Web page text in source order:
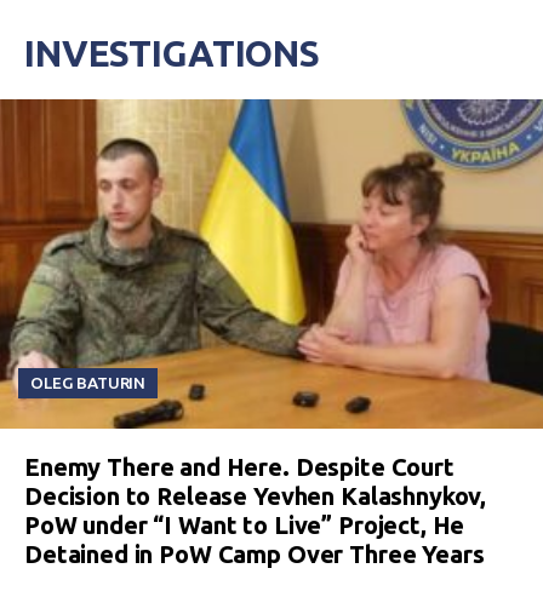
INVESTIGATIONS
OLEG BATURIN
Enemy There and Here. Despite Court
Decision to Release Yevhen Kalashnykov,
PoW under “I Want to Live” Project, He
Detained in PoW Camp Over Three Years